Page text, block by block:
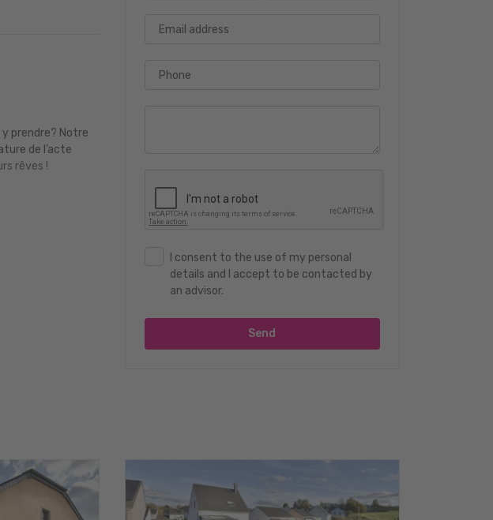
Email address
Phone
I consent to the use of my personal
details and I accept to be contacted by
an advisor.
Send
prendre? Notre
de l’acte
rêves !